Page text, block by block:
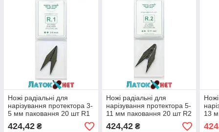
Ножі радіальні для
нарізування протектора 3-
5 мм паковання 20 шт R1
PSO Франція
424,42 ₴
Ножі радіальні для
нарізування протектора 5-
11 мм паковання 20 шт R2
PSO Франція
424,42₴
13